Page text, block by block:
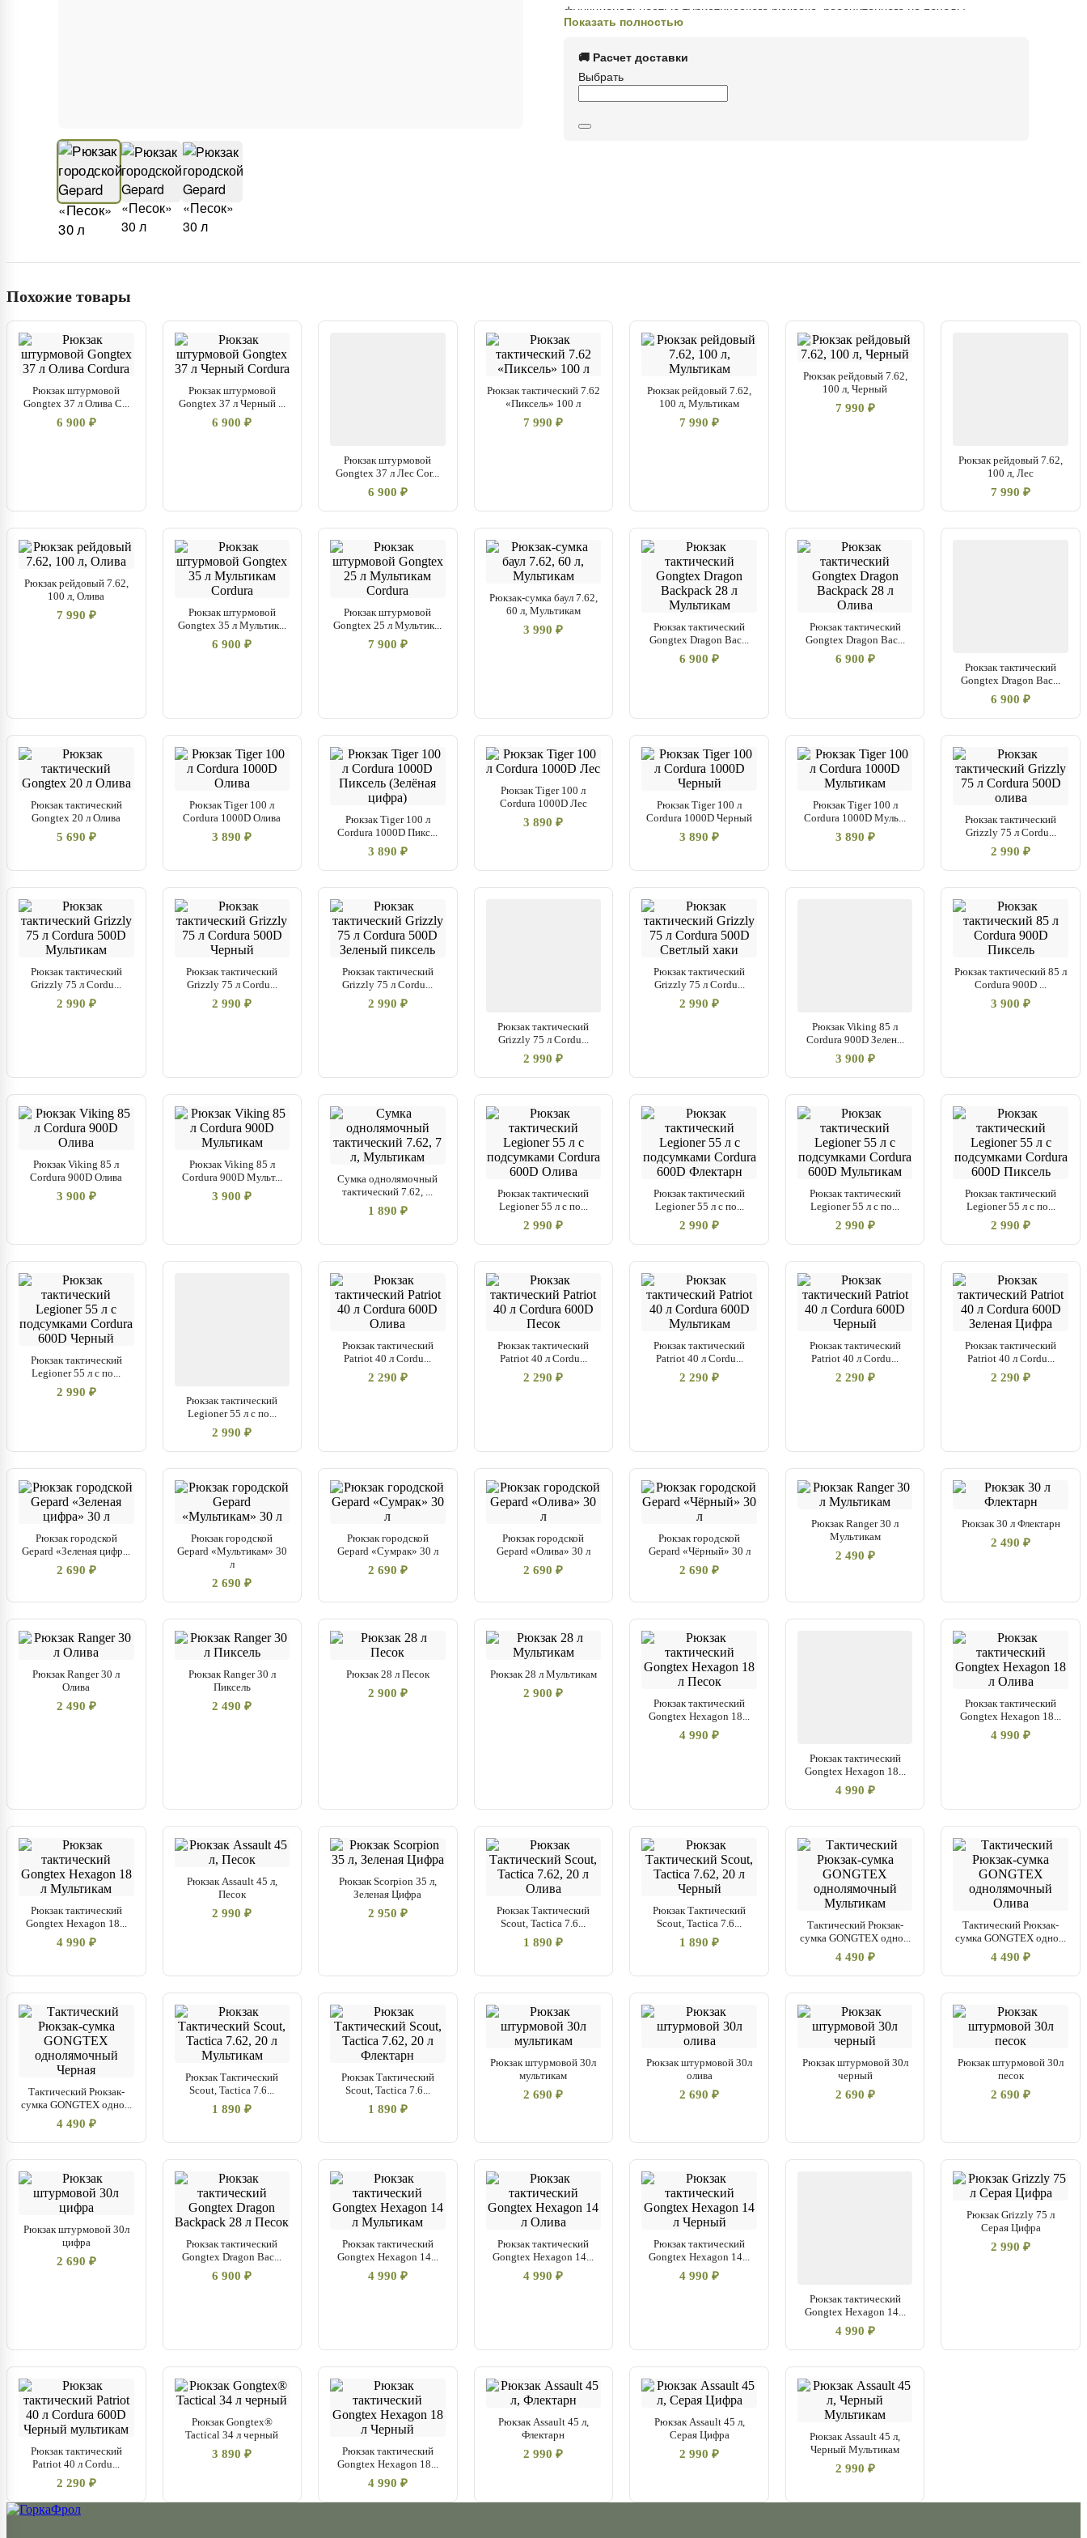
функциональностью туристического рюкзака, рассчитанного на походы
продолжительностью до 48 часов.
Преимущества:
Усиленное
с амортизирующим слоем.
Благодаря прочным материалам (кордура 600D, нейлон, полиэстер) рюкзак
надёжно выдерживает ежедневную эксплуатацию и длительные походы.
Показать полностью
🚚 Расчет доставки
Выбрать
Похожие товары
Рюкзак штурмовой
Gongtex 37 л Олива C...
6 900 ₽
Рюкзак штурмовой
Gongtex 37 л Черный ...
6 900 ₽
Рюкзак штурмовой
Gongtex 37 л Лес Cor...
6 900 ₽
Рюкзак тактический 7.62
«Пиксель» 100 л
7 990 ₽
Рюкзак рейдовый 7.62,
100 л, Мультикам
7 990 ₽
Рюкзак рейдовый 7.62,
100 л, Черный
7 990 ₽
Рюкзак рейдовый 7.62,
100 л, Лес
7 990 ₽
Рюкзак рейдовый 7.62,
100 л, Олива
7 990 ₽
Рюкзак штурмовой
Gongtex 35 л Мультик...
6 900 ₽
Рюкзак штурмовой
Gongtex 25 л Мультик...
7 900 ₽
Рюкзак-сумка баул 7.62,
60 л, Мультикам
3 990 ₽
Рюкзак тактический
Gongtex Dragon Bac...
6 900 ₽
Рюкзак тактический
Gongtex Dragon Bac...
6 900 ₽
Рюкзак тактический
Gongtex Dragon Bac...
6 900 ₽
Рюкзак тактический
Gongtex 20 л Олива
5 690 ₽
Рюкзак Tiger 100 л
Cordura 1000D Олива
3 890 ₽
Рюкзак Tiger 100 л
Cordura 1000D Пикс...
3 890 ₽
Рюкзак Tiger 100 л
Cordura 1000D Лес
3 890 ₽
Рюкзак Tiger 100 л
Cordura 1000D Черный
3 890 ₽
Рюкзак Tiger 100 л
Cordura 1000D Муль...
3 890 ₽
Рюкзак тактический
Grizzly 75 л Cordu...
2 990 ₽
Рюкзак тактический
Grizzly 75 л Cordu...
2 990 ₽
Рюкзак тактический
Grizzly 75 л Cordu...
2 990 ₽
Рюкзак тактический
Grizzly 75 л Cordu...
2 990 ₽
Рюкзак тактический
Grizzly 75 л Cordu...
2 990 ₽
Рюкзак тактический
Grizzly 75 л Cordu...
2 990 ₽
Рюкзак Viking 85 л
Cordura 900D Зелен...
3 900 ₽
Рюкзак тактический 85 л
Cordura 900D ...
3 900 ₽
Рюкзак Viking 85 л
Cordura 900D Олива
3 900 ₽
Рюкзак Viking 85 л
Cordura 900D Мульт...
3 900 ₽
Сумка однолямочный
тактический 7.62, ...
1 890 ₽
Рюкзак тактический
Legioner 55 л с по...
2 990 ₽
Рюкзак тактический
Legioner 55 л с по...
2 990 ₽
Рюкзак тактический
Legioner 55 л с по...
2 990 ₽
Рюкзак тактический
Legioner 55 л с по...
2 990 ₽
Рюкзак тактический
Legioner 55 л с по...
2 990 ₽
Рюкзак тактический
Legioner 55 л с по...
2 990 ₽
Рюкзак тактический
Patriot 40 л Cordu...
2 290 ₽
Рюкзак тактический
Patriot 40 л Cordu...
2 290 ₽
Рюкзак тактический
Patriot 40 л Cordu...
2 290 ₽
Рюкзак тактический
Patriot 40 л Cordu...
2 290 ₽
Рюкзак тактический
Patriot 40 л Cordu...
2 290 ₽
Рюкзак городской
Gepard «Зеленая цифр...
2 690 ₽
Рюкзак городской
Gepard «Мультикам» 30
л
2 690 ₽
Рюкзак городской
Gepard «Сумрак» 30 л
2 690 ₽
Рюкзак городской
Gepard «Олива» 30 л
2 690 ₽
Рюкзак городской
Gepard «Чёрный» 30 л
2 690 ₽
Рюкзак Ranger 30 л
Мультикам
2 490 ₽
Рюкзак 30 л Флектарн
2 490 ₽
Рюкзак Ranger 30 л
Олива
2 490 ₽
Рюкзак Ranger 30 л
Пиксель
2 490 ₽
Рюкзак 28 л Песок
2 900 ₽
Рюкзак 28 л Мультикам
2 900 ₽
Рюкзак тактический
Gongtex Hexagon 18...
4 990 ₽
Рюкзак тактический
Gongtex Hexagon 18...
4 990 ₽
Рюкзак тактический
Gongtex Hexagon 18...
4 990 ₽
Рюкзак тактический
Gongtex Hexagon 18...
4 990 ₽
Рюкзак Assault 45 л,
Песок
2 990 ₽
Рюкзак Scorpion 35 л,
Зеленая Цифра
2 950 ₽
Рюкзак Тактический
Scout, Tactica 7.6...
1 890 ₽
Рюкзак Тактический
Scout, Tactica 7.6...
1 890 ₽
Тактический Рюкзак-
сумка GONGTEX одно...
4 490 ₽
Тактический Рюкзак-
сумка GONGTEX одно...
4 490 ₽
Тактический Рюкзак-
сумка GONGTEX одно...
4 490 ₽
Рюкзак Тактический
Scout, Tactica 7.6...
1 890 ₽
Рюкзак Тактический
Scout, Tactica 7.6...
1 890 ₽
Рюкзак штурмовой 30л
мультикам
2 690 ₽
Рюкзак штурмовой 30л
олива
2 690 ₽
Рюкзак штурмовой 30л
черный
2 690 ₽
Рюкзак штурмовой 30л
песок
2 690 ₽
Рюкзак штурмовой 30л
цифра
2 690 ₽
Рюкзак тактический
Gongtex Dragon Bac...
6 900 ₽
Рюкзак тактический
Gongtex Hexagon 14...
4 990 ₽
Рюкзак тактический
Gongtex Hexagon 14...
4 990 ₽
Рюкзак тактический
Gongtex Hexagon 14...
4 990 ₽
Рюкзак тактический
Gongtex Hexagon 14...
4 990 ₽
Рюкзак Grizzly 75 л
Серая Цифра
2 990 ₽
Рюкзак тактический
Patriot 40 л Cordu...
2 290 ₽
Рюкзак Gongtex®
Tactical 34 л черный
3 890 ₽
Рюкзак тактический
Gongtex Hexagon 18...
4 990 ₽
Рюкзак Assault 45 л,
Флектарн
2 990 ₽
Рюкзак Assault 45 л,
Серая Цифра
2 990 ₽
Рюкзак Assault 45 л,
Черный Мультикам
2 990 ₽